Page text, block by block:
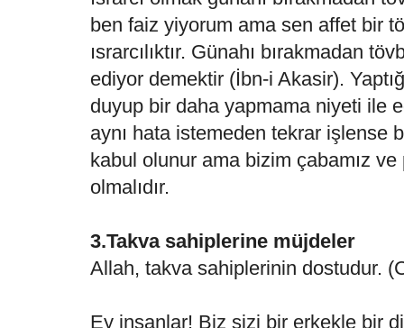
ben faiz yiyorum ama sen affet bir
ısrarcılıktır. Günahı bırakmadan
ediyor demektir (İbn-i Akasir).
duyup bir daha yapmama niyeti ile
aynı hata istemeden tekrar işlense
kabul olunur ama bizim çabamız ve
olmalıdır.
3.Takva sahiplerine müjdeler
Allah, takva sahiplerinin dostudur.
Ey insanlar! Biz sizi bir erkekle bir